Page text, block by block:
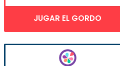
JUGAR EL GORDO